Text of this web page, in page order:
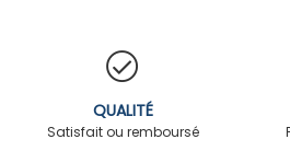
QUALITÉ
Satisfait ou remboursé